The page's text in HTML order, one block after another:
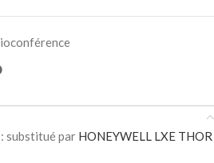
substitué par HONEYWELL LXE THOR